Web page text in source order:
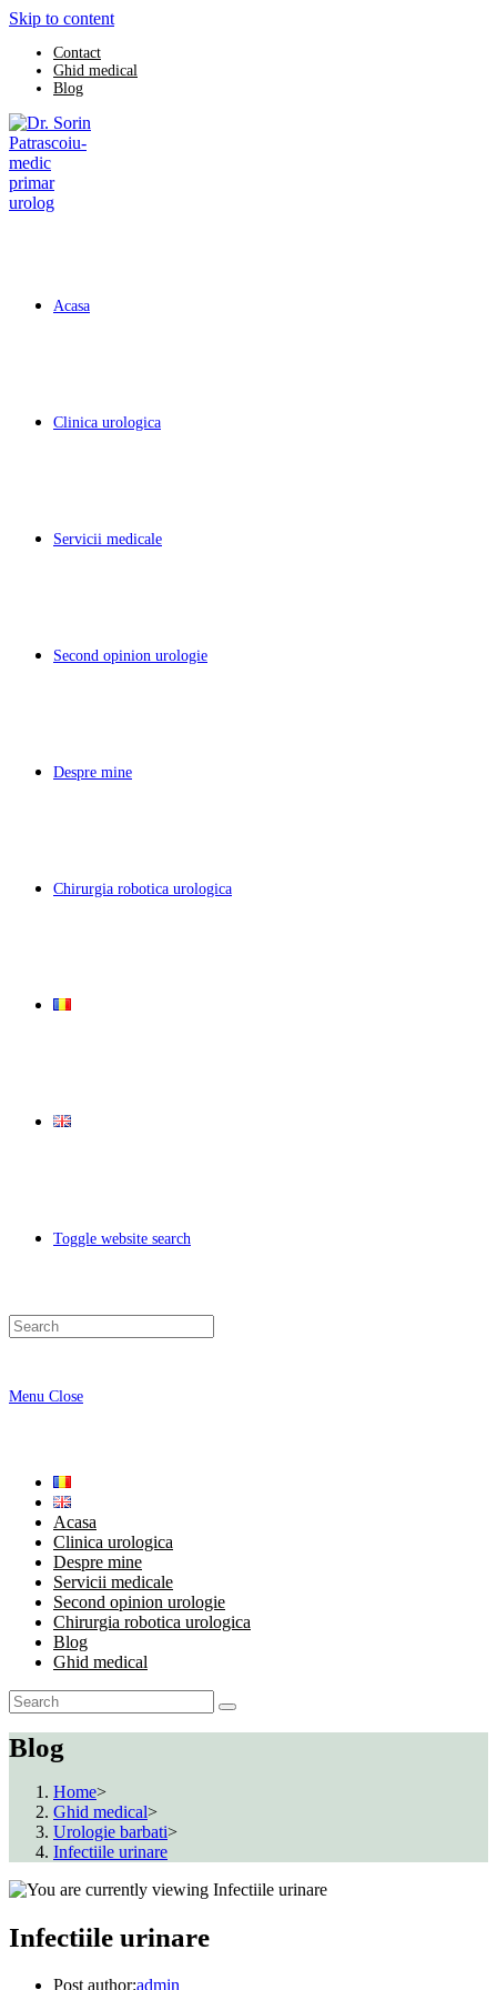
Skip to content
Contact
Ghid medical
Blog
Acasa
Clinica urologica
Servicii medicale
Second opinion urologie
Despre mine
Chirurgia robotica urologica
Toggle website search
Menu Close
Acasa
Clinica urologica
Despre mine
Servicii medicale
Second opinion urologie
Chirurgia robotica urologica
Blog
Ghid medical
Blog
Home>
Ghid medical>
Urologie barbati>
Infectiile urinare
Infectiile urinare
Post author:admin